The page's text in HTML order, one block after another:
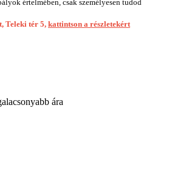
értelmében, csak személyesen tudod
Teleki tér 5, kattintson a részletekért
ára